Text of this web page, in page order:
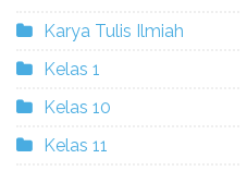
Karya Tulis Ilmiah
Kelas 1
Kelas 10
Kelas 11